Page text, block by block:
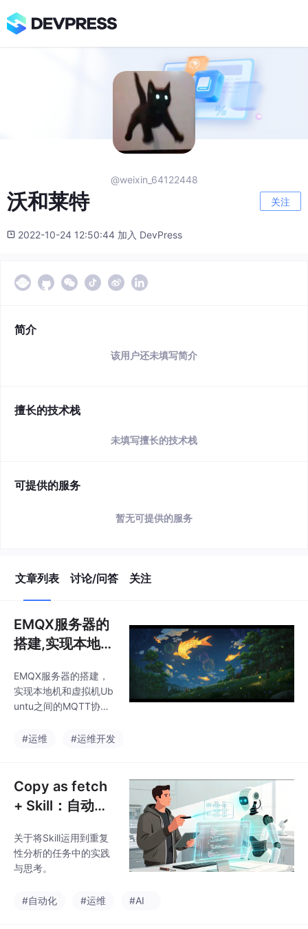
@weixin_64122448
沃和莱特 关注
2022-10-24 12:50:44 加入 DevPress
简介
该用户还未填写简介
擅长的技术栈
未填写擅长的技术栈
可提供的服务
暂无可提供的服务
文章列表 讨论/问答 关注
EMQX服务器的
搭建,实现本地机
MQTT通信（详
细教程）
EMQX服务器的搭建，
实现本地机和虚拟机Ub
untu之间的MQTT协议
#运维
#运维开发
Copy as fetch
+ Skill：自动化
实践与思考
关于将Skill运用到重复
性分析的任务中的实践
与思考。
#自动化 #运维 #AI